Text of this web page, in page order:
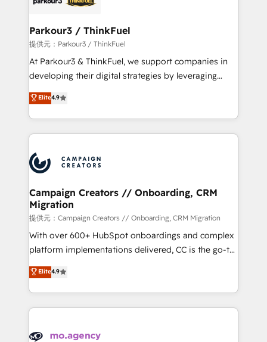
companies scale faster and smarter. 🔹 BOOMS:
Demand generation for all your buyers With BOOMS,
you invest in 100% of your buyers, accelerating your
growth and positioning yourself as an undisputed
transformation process A methodology designed to
implement HubSpot effectively and optimize your
record of business transformation, our growth-first
approach has helped brands dominate their
Parkour3 / ThinkFuel
提供元：Parkour3 / ThinkFuel
At Parkour3 & ThinkFuel, we support companies in
developing their digital strategies by leveraging
technologies and automating their marketing and
sales processes to generate growth. Our offer spans
from Strategy to Operations. We specialize in CRM
onboarding and implementation, web design, sales
extensive experience working with tech companies
and manufacturers since 2002, we are committed to
empowering our clients and developing their
autonomy. Get to grips with HubSpot through
guided implementation and seamless integration of
the CRM platform into your digital ecosystem. Would
you like support in deploying your inbound
to your needs and sales objectives. With 125+
certifications, we are part of the most certified
services are offered in both English & French.
Elite4.9
Campaign Creators // Onboarding, CRM
Migration
提供元：Campaign Creators // Onboarding, CRM Migration
With over 600+ HubSpot onboardings and complex
platform implementations delivered, CC is the go-to
Elite Solutions Partner for businesses ready to
migrate, replatform, and scale smarter. We specialize
in high-impact CRM and CMS migrations and
onboarding from platforms like Salesforce, NetSuite,
WordPress and legacy CRMs, turning fragmented
Elite4.9